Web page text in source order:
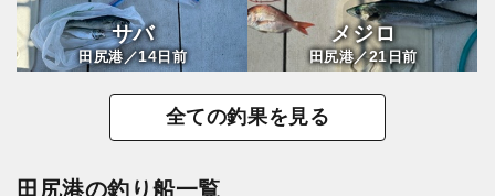
サバ
田尻港／14日前
メジロ
田尻港／21 日前
全ての釣果を見る
田尻港の釣り船一覧